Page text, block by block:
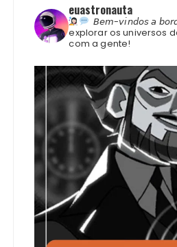
euastronauta
𝘉𝘦𝘮-𝘷𝘪𝘯𝘥𝘰𝘴 𝘢
explorar os universos
com a gente!